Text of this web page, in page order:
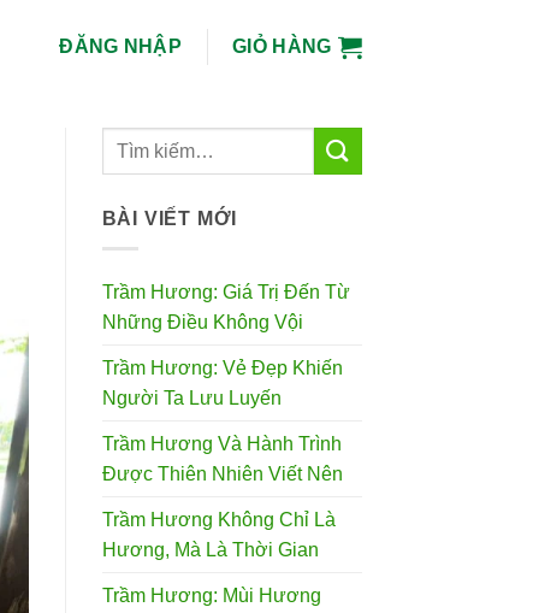
ĐĂNG NHẬP GIỎ HÀNG
BÀI VIẾT MỚI
Trầm Hương: Giá Trị Đến Từ
Những Điều Không Vội
Trầm Hương: Vẻ Đẹp Khiến
Người Ta Lưu Luyến
Trầm Hương Và Hành Trình
Được Thiên Nhiên Viết Nên
Trầm Hương Không Chỉ Là
Hương, Mà Là Thời Gian
Trầm Hương: Mùi Hương